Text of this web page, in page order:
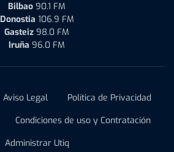
Bilbao 90.1 FM
Donostia 106.9 FM
Gasteiz 98.0 FM
Iruña 96.0 FM
Aviso Legal
Política de Privacidad
Condiciones de uso y Contratación
Administrar Utiq